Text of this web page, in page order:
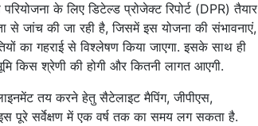
के लिए डिटेल्ड प्रोजेक्ट रिपोर्ट (DPR) तैयार
से जांच की जा रही है, जिसमें इस योजना की संभावनाएं,
का गहराई से विश्लेषण किया जाएगा. इसके साथ ही
किस श्रेणी की होगी और कितनी लागत आएगी.
तय करने हेतु सैटेलाइट मैपिंग, जीपीएस,
पूरे सर्वेक्षण में एक वर्ष तक का समय लग सकता है.